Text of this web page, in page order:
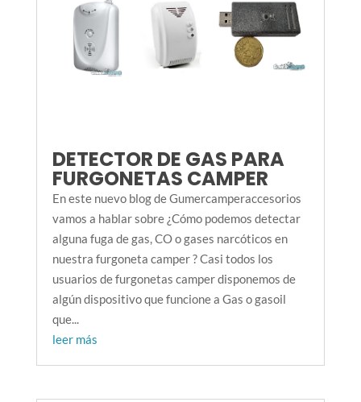
DETECTOR DE GAS PARA
FURGONETAS CAMPER
En este nuevo blog de Gumercamperaccesorios
vamos a hablar sobre ¿Cómo podemos detectar
alguna fuga de gas, CO o gases narcóticos en
nuestra furgoneta camper ? Casi todos los
usuarios de furgonetas camper disponemos de
algún dispositivo que funcione a Gas o gasoil
que...
leer más